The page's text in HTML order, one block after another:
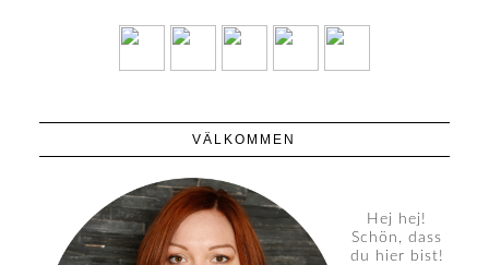
VÄLKOMMEN
Hej hej!
Schön, dass
du hier bist!